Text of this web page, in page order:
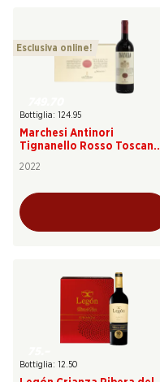
Esclusiva online!
Bottiglia: 124.95
Marchesi Antinori
Tignanello Rosso Toscana
2022
Bottiglia: 12.50